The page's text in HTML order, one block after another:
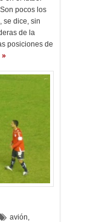
pocos los
se dice, sin
de la
posiciones de
»
avión,